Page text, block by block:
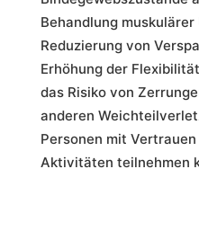
Behandlung
Reduzierung von
Erhöhung der
das Risiko von
anderen
Personen mit
Aktivitäten teilnehmen